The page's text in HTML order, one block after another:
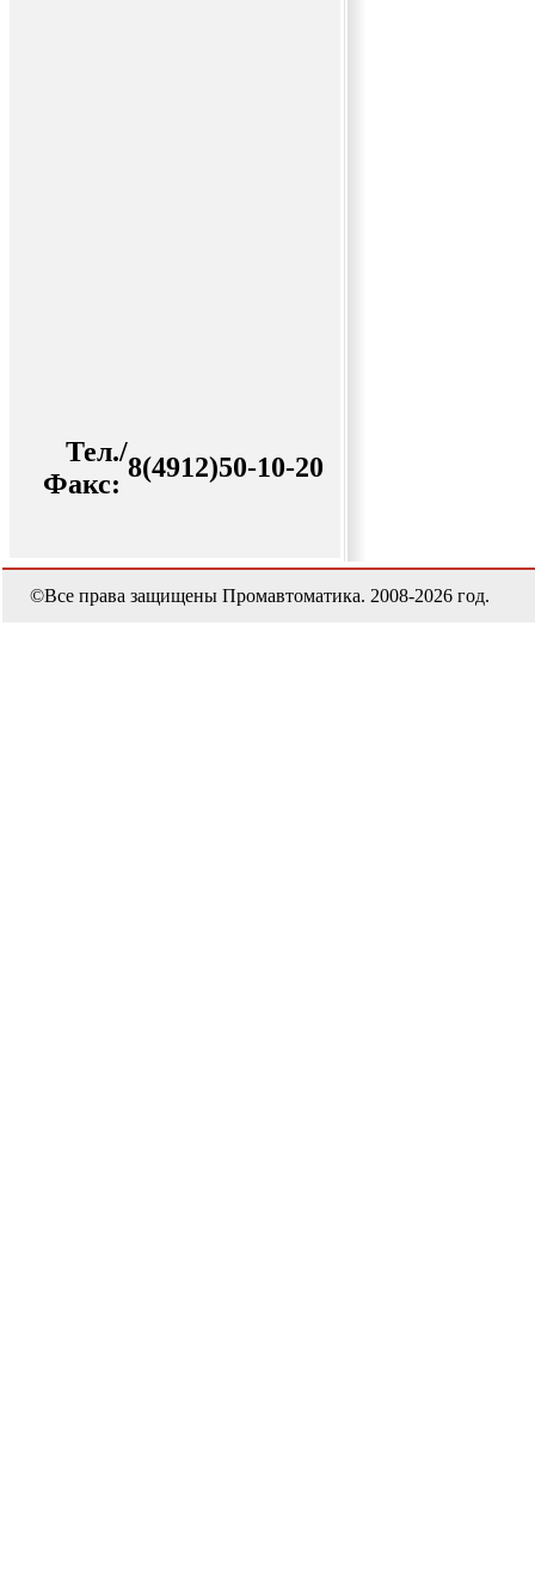
Тел./
Факс:
8(4912)50-10-20
©Все права защищены Промавтоматика. 2008-2026 год.